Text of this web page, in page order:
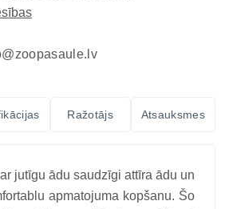
Ražotājs Atsauksmes
jutīgu ādu saudzīgi attīra ādu un
apmatojuma kopšanu. Šo